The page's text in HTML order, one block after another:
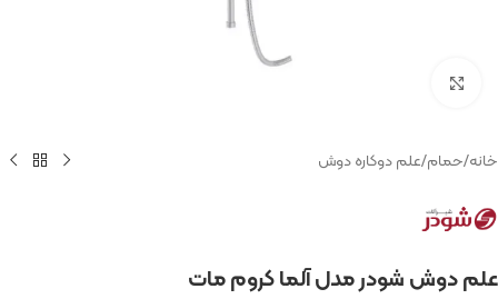
خانه/حمام/علم دوکاره دوش
علم دوش شودر مدل آلما کروم مات